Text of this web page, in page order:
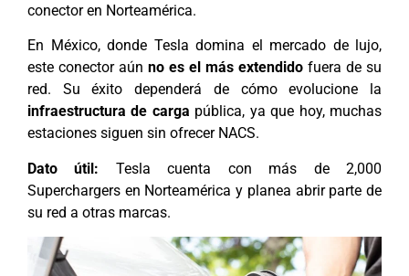
conector en Norteamérica.
En México, donde Tesla domina el mercado de lujo,
este conector aún no es el más extendido fuera de su
red. Su éxito dependerá de cómo evolucione la
infraestructura de carga pública, ya que hoy, muchas
estaciones siguen sin ofrecer NACS.
Dato útil: Tesla cuenta con más de 2,000
Superchargers en Norteamérica y planea abrir parte de
su red a otras marcas.